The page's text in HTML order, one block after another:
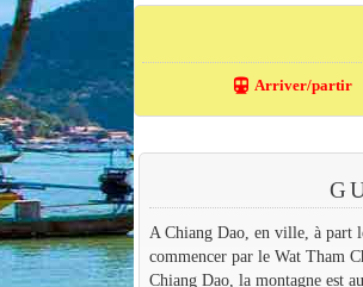
directions_transit Arriver/partir
A Chiang Dao, en ville, à part
commencer par le Wat Tham
Chiang Dao, la montagne est